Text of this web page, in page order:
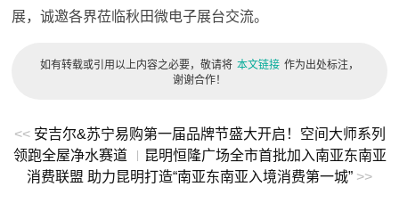
展，诚邀各界莅临秋田微电子展台交流。
如有转载或引用以上内容之必要，敬请将 本文链接 作为出处标注，
谢谢合作！
<< 安吉尔&苏宁易购第一届品牌节盛大开启！空间大师系列
领跑全屋净水赛道
​昆明恒隆广场全市首批加入南亚东南亚
消费联盟 助力昆明打造“南亚东南亚入境消费第一城” >>